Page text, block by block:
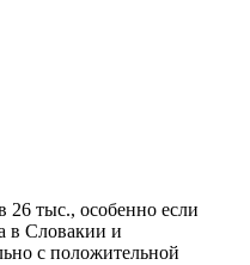
тыс., особенно если
в Словакии и
с положительной